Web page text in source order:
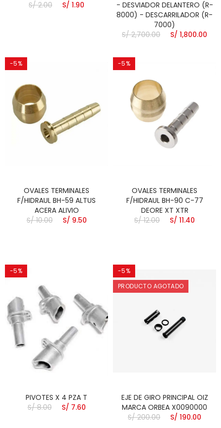
S/ 2.00
S/ 1.90
- DESVIADOR DELANTERO (R-
8000) - DESCARRILADOR (R-
7000)
S/ 2,700.00
S/ 1,800.00
-5%
OVALES TERMINALES
F/HIDRAUL BH-59 ALTUS
ACERA ALIVIO
S/ 10.00
S/ 9.50
-5%
OVALES TERMINALES
F/HIDRAUL BH-90 C-77
DEORE XT XTR
S/ 12.00
S/ 11.40
-5%
PIVOTES X 4 PZA T
S/ 8.00
S/ 7.60
-5%
PRODUCTO AGOTADO
EJE DE GIRO PRINCIPAL OIZ
MARCA ORBEA X0090000
S/ 200.00
S/ 190.00